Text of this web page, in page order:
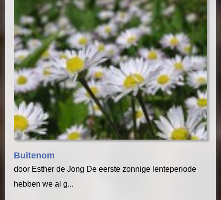
Buitenom
door Esther de Jong De eerste zonnige lenteperiode
hebben we al g...